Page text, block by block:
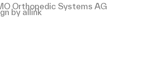
Orthopedic Systems AG
by allink